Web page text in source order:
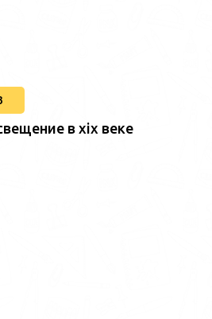
в xix веке